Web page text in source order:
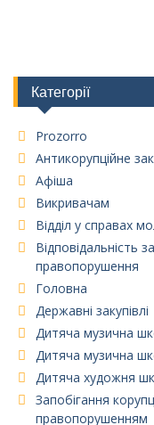
Категорії
Prozorro
Антикорупційне
Афіша
Викривачам
Відділ у справах
Відповідальність
правопорушення
Головна
Державні закупівлі
Дитяча музична
Дитяча музична
Дитяча художня
Запобігання
правопорушенням